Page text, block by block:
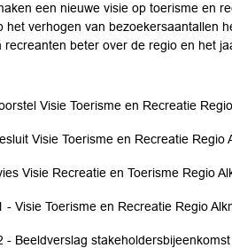
een nieuwe visie op toerisme en
het verhogen van bezoekersaantallen
recreanten beter over de regio en het
Visie Toerisme en Recreatie
Visie Toerisme en Recreatie Regio
Visie Recreatie en Toerisme Regio
- Visie Toerisme en Recreatie Regio
- Beeldverslag